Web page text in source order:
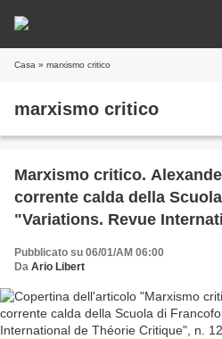
Casa » marxismo critico
marxismo critico
Marxismo critico.
corrente calda della
"Variations. Revue
Pubblicato su 06/01/AM 06:00
Da Ario Libert